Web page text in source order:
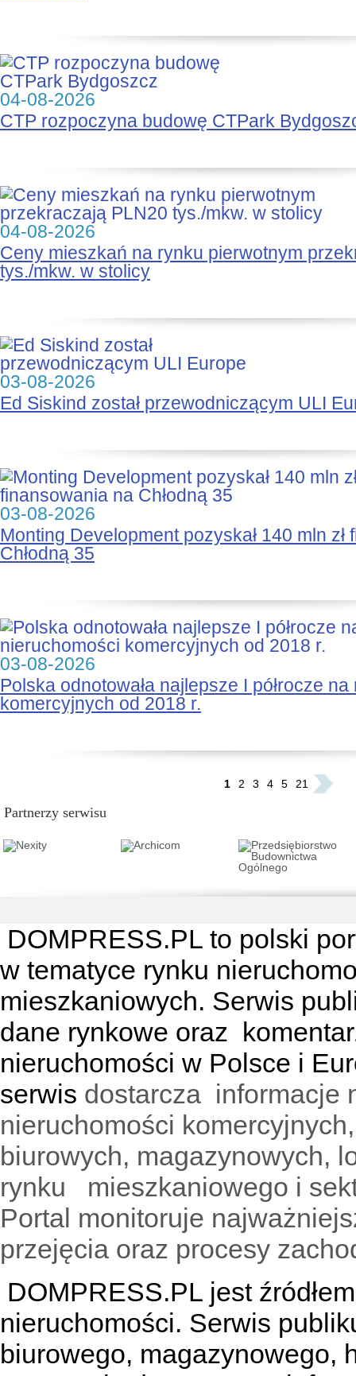
04-08-2026
CTP rozpoczyna budowę CTPark
04-08-2026
Ceny mieszkań na rynku pierwotnym
tys./mkw. w stolicy
03-08-2026
Ed Siskind został przewodniczącym ULI
03-08-2026
Monting Development pozyskał 140 mln zł
Chłodną 35
03-08-2026
Polska odnotowała najlepsze I półrocze
komercyjnych od 2018 r.
1 2 3 4 5 21
Partnerzy serwisu
DOMPRESS.PL to polski
w tematyce rynku
mieszkaniowych. Serwis
dane rynkowe oraz
nieruchomości w Polsce i
serwis dostarcza informacje
nieruchomości
biurowych, magazynowych,
rynku mieszkaniowego i
Portal monitoruje
przejęcia oraz procesy
DOMPRESS.PL jest
nieruchomości. Serwis
biurowego, magazynowego,